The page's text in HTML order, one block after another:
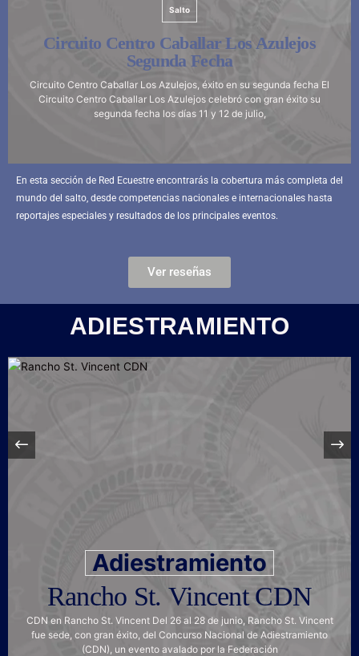
Salto
Circuito Centro Caballar Los Azulejos
Segunda Fecha
Circuito Centro Caballar Los Azulejos, éxito en su segunda fecha El
Circuito Centro Caballar Los Azulejos celebró con gran éxito su
segunda fecha los días 11 y 12 de julio,
En esta sección de Red Ecuestre encontrarás la cobertura más completa del
mundo del salto, desde competencias nacionales e internacionales hasta
reportajes especiales y resultados de los principales eventos.
Ver reseñas
ADIESTRAMIENTO
Adiestramiento
Rancho St. Vincent CDN
CDN en Rancho St. Vincent Del 26 al 28 de junio, Rancho St. Vincent
fue sede, con gran éxito, del Concurso Nacional de Adiestramiento
(CDN), un evento avalado por la Federación